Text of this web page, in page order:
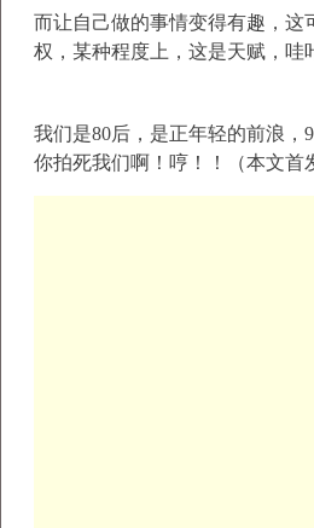
而让自己做的事情变得有趣，这
权，某种程度上，这是天赋，哇
我们是80后，是正年轻的前浪，
你拍死我们啊！哼！！（本文首